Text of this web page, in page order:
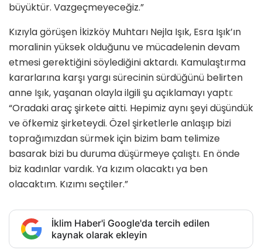
büyüktür. Vazgeçmeyeceğiz.”
Kızıyla görüşen İkizköy Muhtarı Nejla Işık, Esra Işık’ın
moralinin yüksek olduğunu ve mücadelenin devam
etmesi gerektiğini söylediğini aktardı. Kamulaştırma
kararlarına karşı yargı sürecinin sürdüğünü belirten
anne Işık, yaşanan olayla ilgili şu açıklamayı yaptı:
“Oradaki araç şirkete aitti. Hepimiz aynı şeyi düşündük
ve öfkemiz şirketeydi. Özel şirketlerle anlaşıp bizi
toprağımızdan sürmek için bizim bam telimize
basarak bizi bu duruma düşürmeye çalıştı. En önde
biz kadınlar vardık. Ya kızım olacaktı ya ben
olacaktım. Kızımı seçtiler.”
İklim Haber'i Google'da tercih edilen
kaynak olarak ekleyin